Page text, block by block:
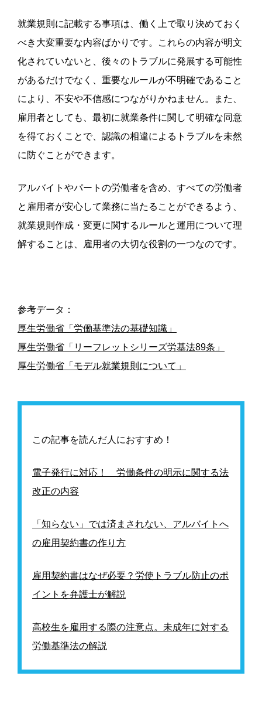
就業規則に記載する事項は、働く上で取り決めておく
べき大変重要な内容ばかりです。これらの内容が明文
化されていないと、後々のトラブルに発展する可能性
があるだけでなく、重要なルールが不明確であること
により、不安や不信感につながりかねません。
また、
雇用者としても、最初に就業条件に関して明確な同意
を得ておくことで、認識の相違によるトラブルを未然
に防ぐことができます。
アルバイトやパートの労働者を含め、すべての労働者
と雇用者が安心して業務に当たることができるよう、
就業規則作成・変更に関するルールと運用について理
解することは、雇用者の大切な役割の一つなのです。
参考データ：
厚生労働省「労働基準法の基礎知識」
厚生労働省「リーフレットシリーズ労基法89条」
厚生労働省「モデル就業規則について」
この記事を読んだ人におすすめ！
電子発行に対応！ 労働条件の明示に関する法
改正の内容
「知らない」では済まされない、アルバイトへ
の雇用契約書の作り方
雇用契約書はなぜ必要？労使トラブル防止のポ
イントを弁護士が解説
高校生を雇用する際の注意点。未成年に対する
労働基準法の解説